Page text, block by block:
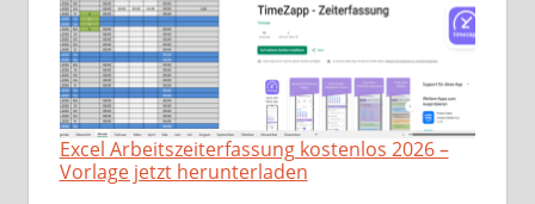
Excel Arbeitszeiterfassung kostenlos 2026 –
Vorlage jetzt herunterladen